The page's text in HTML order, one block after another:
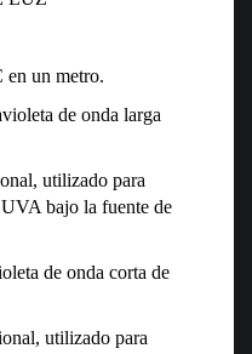
un metro.
de onda larga
utilizado para
bajo la fuente de
de onda corta de
utilizado para